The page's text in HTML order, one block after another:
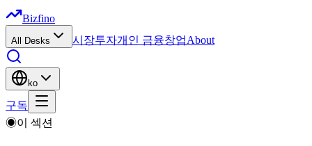
Bizfino
All Desks 시장투자개인 금융창업About
ko
구독
◉이 섹션